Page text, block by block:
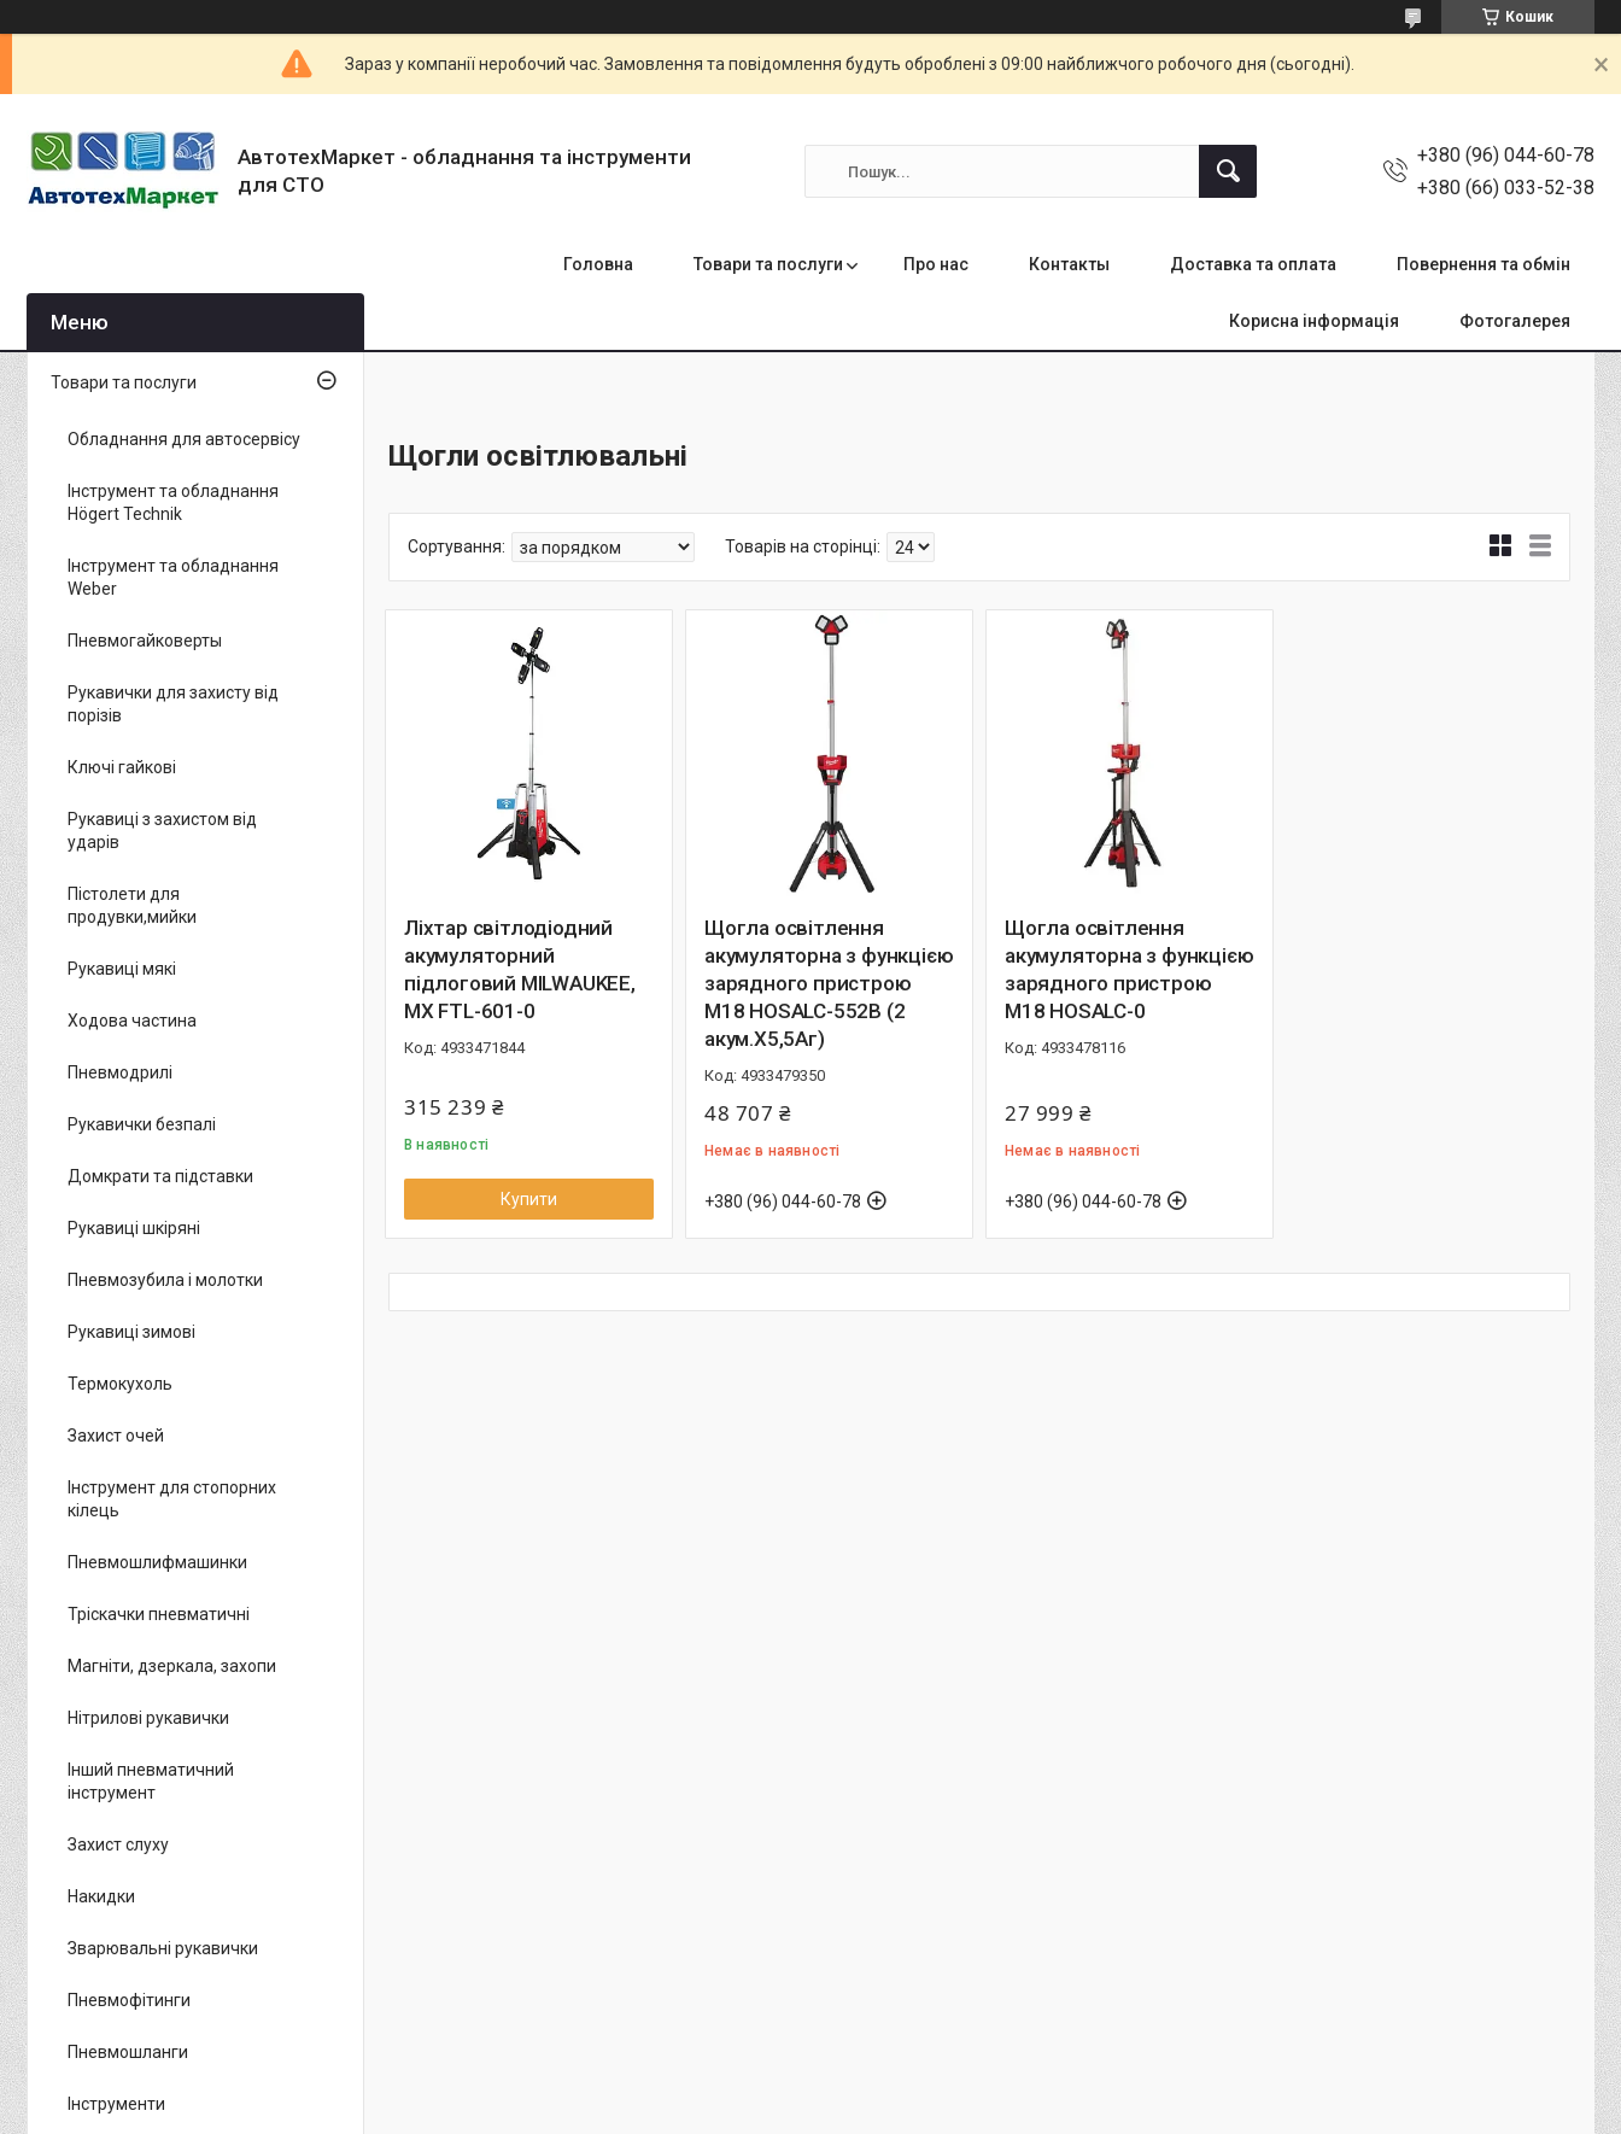
Кошик
Зараз у компанії неробочий час. Замовлення та повідомлення будуть оброблені з 09:00 найближчого робочого дня (сьогодні).
АвтотехМаркет - обладнання та інструменти
для СТО
+380 (96) 044-60-78
+380 (66) 033-52-38
Головна Товари та послуги Про нас Контакты Доставка та оплата Повернення та обмін
Корисна інформація Фотогалерея
Щогли освітлювальні
Ліхтар світлодіодний
акумуляторний
підлоговий MILWAUKEE,
MX FTL-601-0
4933471844
315 239 ₴
В наявності
Купити
Щогла освітлення
акумуляторна з функцією
зарядного пристрою
M18 HOSALC-552B (2
акум.Х5,5Аг)
4933479350
48 707 ₴
Немає в наявності
+380 (96) 044-60-78
Щогла освітлення
акумуляторна з функцією
зарядного пристрою
M18 HOSALC-0
4933478116
27 999 ₴
Немає в наявності
+380 (96) 044-60-78
Товари та послуги
Обладнання для автосервісу
Інструмент та обладнання
Högert Technik
Інструмент та обладнання
Weber
Пневмогайковерты
Рукавички для захисту від
порізів
Ключі гайкові
Рукавиці з захистом від
ударів
Пістолети для
продувки,мийки
Рукавиці мякі
Ходова частина
Пневмодрилі
Рукавички безпалі
Домкрати та підставки
Рукавиці шкіряні
Пневмозубила і молотки
Рукавиці зимові
Термокухоль
Захист очей
Інструмент для стопорних
кілець
Пневмошлифмашинки
Тріскачки пневматичні
Магніти, дзеркала, захопи
Нітрилові рукавички
Інший пневматичний
інструмент
Захист слуху
Накидки
Зварювальні рукавички
Пневмофітинги
Пневмошланги
Інструменти